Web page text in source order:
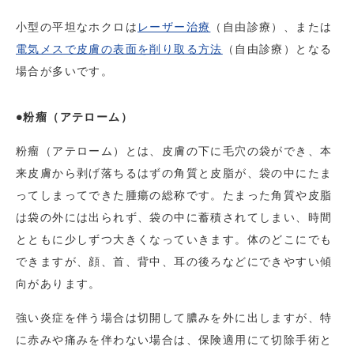
小型の平坦なホクロは レーザー治療
（自由診療）、または
電気メスで皮膚の表面を削り取る方法
（自由診療）となる
場合が多いです。
●粉瘤（アテローム）
粉瘤（アテローム）とは、皮膚の下に毛穴の袋ができ、本
来皮膚から剥げ落ちるはずの角質と皮脂が、袋の中にたま
ってしまってできた腫瘍の総称です。たまった角質や皮脂
は袋の外には出られず、袋の中に蓄積されてしまい、時間
とともに少しずつ大きくなっていきます。体のどこにでも
できますが、顔、首、背中、耳の後ろなどにできやすい傾
向があります。
強い炎症を伴う場合は切開して膿みを外に出しますが、特
に赤みや痛みを伴わない場合は、保険適用にて切除手術と